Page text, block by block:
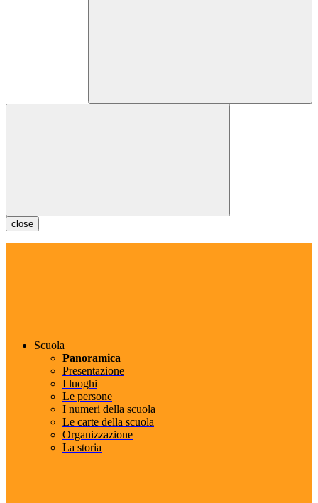
close
Scuola
Panoramica
Presentazione
I luoghi
Le persone
I numeri della scuola
Le carte della scuola
Organizzazione
La storia